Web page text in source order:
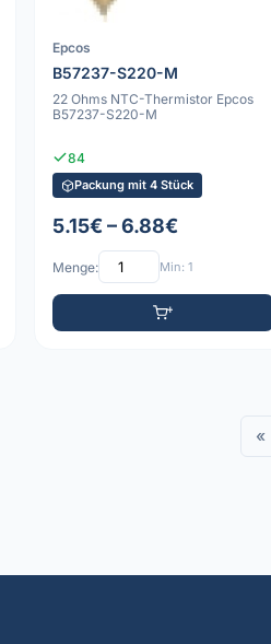
Epcos
B57237-S220-M
22 Ohms NTC-Thermistor Epcos
B57237-S220-M
84
Packung mit 4 Stück
5.15€ – 6.88€
Menge: Min: 1
«